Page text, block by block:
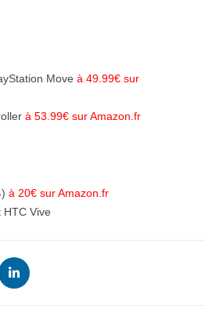
Move à 49.99€ sur
à 53.99€ sur Amazon.fr
à 20€ sur Amazon.fr
Vive